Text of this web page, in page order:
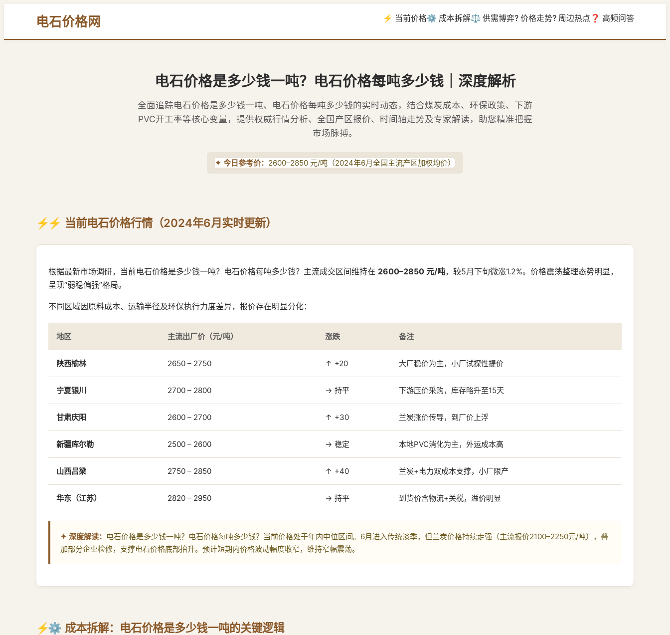
电石价格网 ⚡ 当前价格⚙️ 成本拆解⚖️ 供需博弈? 价格走势? 周边热点 ❓ 高频问答
电石价格是多少钱一吨？电石价格每吨多少钱｜深度解析
全面追踪电石价格是多少钱一吨、电石价格每吨多少钱的实时动态，结合煤炭成本、环保政策、下游
PVC开工率等核心变量，提供权威行情分析、全国产区报价、时间轴走势及专家解读，助您精准把握
市场脉搏。
✦ 今日参考价： 2600–2850 元/吨（2024年6月全国主流产区加权均价）
⚡ 当前电石价格行情（2024年6月实时更新）
根据最新市场调研，当前电石价格是多少钱一吨？电石价格每吨多少钱？主流成交区间维持在 2600–2850 元/吨，较5月下旬微涨1.2%。价格震荡整理态势明显，
呈现“弱稳偏强”格局。
不同区域因原料成本、运输半径及环保执行力度差异，报价存在明显分化：
地区 主流出厂价（元/吨） 涨跌 备注
陕西榆林 2650 – 2750 ↑ +20 大厂稳价为主，小厂试探性提价
宁夏银川 2700 – 2800 → 持平 下游压价采购，库存略升至15天
甘肃庆阳 2600 – 2700 ↑ +30 兰炭涨价传导，到厂价上浮
新疆库尔勒 2500 – 2600 → 稳定 本地PVC消化为主，外运成本高
山西吕梁 2750 – 2850 ↑ +40 兰炭+电力双成本支撑，小厂限产
华东（江苏） 2820 – 2950 → 持平 到货价含物流+关税，溢价明显
✦ 深度解读： 电石价格是多少钱一吨？电石价格每吨多少钱？当前价格处于年内中位区间。6月进入传统淡季，但兰炭价格持续走强（主流报价2100–2250元/吨），叠
加部分企业检修，支撑电石价格底部抬升。预计短期内价格波动幅度收窄，维持窄幅震荡。
⚙️ 成本拆解：电石价格是多少钱一吨的关键逻辑